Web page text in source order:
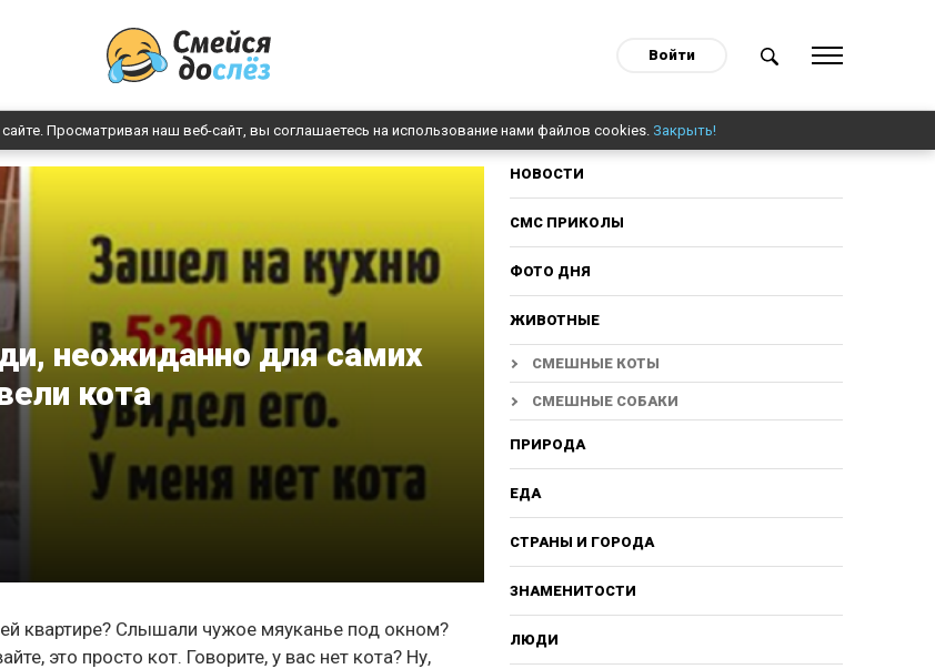
Войти
Просматривая наш веб-сайт, вы соглашаетесь на использование нами файлов cookies. Закрыть!
неожиданно для самих
кота
квартире? Слышали чужое мяуканье под окном?
это просто кот. Говорите, у вас нет кота? Ну,
НОВОСТИ
СМС ПРИКОЛЫ
ФОТО ДНЯ
ЖИВОТНЫЕ
СМЕШНЫЕ КОТЫ
СМЕШНЫЕ СОБАКИ
ПРИРОДА
ЕДА
СТРАНЫ И ГОРОДА
ЗНАМЕНИТОСТИ
ЛЮДИ